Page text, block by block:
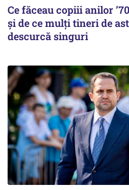
Ce făceau copiii anilor
și de ce mulți tineri de
descurcă singuri